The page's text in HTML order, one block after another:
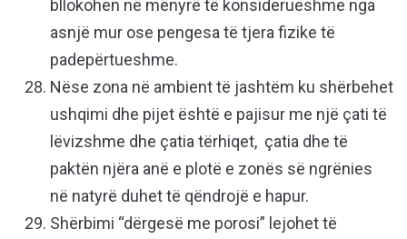
bllokohen në mënyrë të konsiderueshme nga
asnjë mur ose pengesa të tjera fizike të
padepërtueshme.
Nëse zona në ambient të jashtëm ku shërbehet
ushqimi dhe pijet është e pajisur me një çati të
lëvizshme dhe çatia tërhiqet, çatia dhe të
paktën njëra anë e plotë e zonës së ngrënies
në natyrë duhet të qëndrojë e hapur.
Shërbimi “dërgesë me porosi” lejohet të